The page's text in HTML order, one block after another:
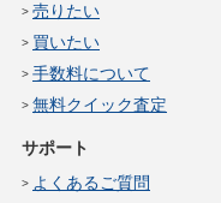
売りたい
買いたい
手数料について
無料クイック査定
サポート
よくあるご質問